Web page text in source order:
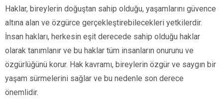
Haklar, bireylerin doğuştan sahip olduğu, yaşamlarını güvence
altına alan ve özgürce gerçekleştirebilecekleri yetkilerdir.
İnsan hakları, herkesin eşit derecede sahip olduğu haklar
olarak tanımlanır ve bu haklar tüm insanların onurunu ve
özgürlüğünü korur. Hak kavramı, bireylerin özgür ve saygın bir
yaşam sürmelerini sağlar ve bu nedenle son derece
önemlidir.